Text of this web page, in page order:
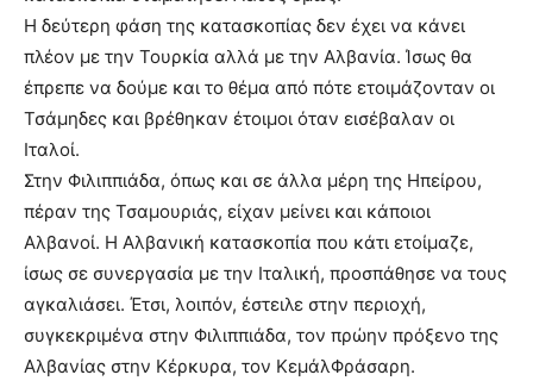
Η δεύτερη φάση της κατασκοπίας δεν έχει να κάνει
πλέον με την Τουρκία αλλά με την Αλβανία. Ίσως θα
έπρεπε να δούμε και το θέμα από πότε ετοιμάζονταν οι
Τσάμηδες και βρέθηκαν έτοιμοι όταν εισέβαλαν οι
Ιταλοί.
Στην Φιλιππιάδα, όπως και σε άλλα μέρη της Ηπείρου,
πέραν της Τσαμουριάς, είχαν μείνει και κάποιοι
Αλβανοί. Η Αλβανική κατασκοπία που κάτι ετοίμαζε,
ίσως σε συνεργασία με την Ιταλική, προσπάθησε να τους
αγκαλιάσει. Έτσι, λοιπόν, έστειλε στην περιοχή,
συγκεκριμένα στην Φιλιππιάδα, τον πρώην πρόξενο της
Αλβανίας στην Κέρκυρα, τον ΚεμάλΦράσαρη.